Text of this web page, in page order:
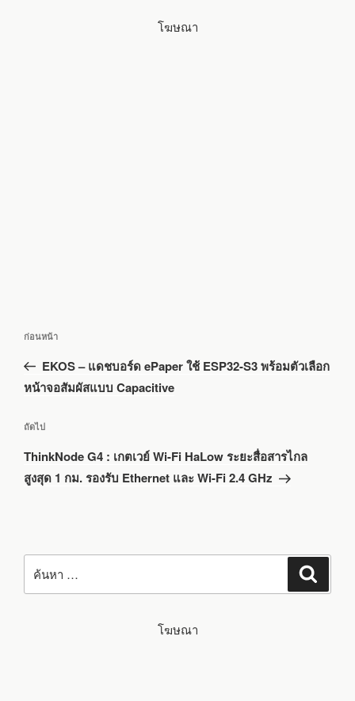
โฆษณา
เรื่อง
เรื่อง
หน้า
ก่อนหน้า
EKOS – แดชบอร์ด ePaper ใช้ ESP32-S3 พร้อมตัวเลือก
หน้าจอสัมผัสแบบ Capacitive
เรื่อง
ถัด
ถัดไป
ThinkNode G4 : เกตเวย์ Wi-Fi HaLow ระยะสื่อสารไกล
สูงสุด 1 กม. รองรับ Ethernet และ Wi-Fi 2.4 GHz
ค้นหา:
โฆษณา